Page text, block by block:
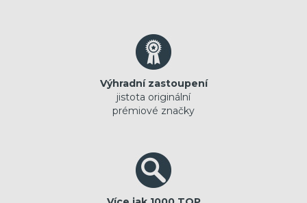
Výhradní zastoupení
jistota originální
prémiové značky